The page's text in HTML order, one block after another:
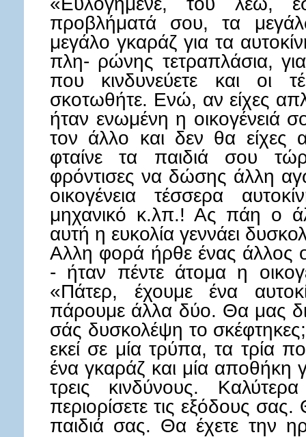
προβλήματά σου, τα
μεγάλο γκαράζ για τα
πλη- ρώνης τετραπλάσια,
που κινδυνεύετε και οι
σκοτωθήτε. Ενώ, αν είχες
ήταν ενωμένη η οικογένειά
τον άλλο και δεν θα είχες
φταίνε τα παιδιά σου
φρόντισες να δώσης άλλη
οικογένεια τέσσερα
μηχανικό κ.λπ.! Ας πάη ο
αυτή η ευκολία γεννάει
Αλλη φορά ήρθε ένας άλλος
- ήταν πέντε άτομα η
«Πάτερ, έχουμε ένα
πάρουμε άλλα δύο. Θα μας
σάς δυσκολέψη το
εκεί σε μία τρύπα, τα τρία
ένα γκαράζ και μία αποθήκη
τρεις κινδύνους.
περιορίσετε τις εξόδους
παιδιά σας. Θα έχετε την